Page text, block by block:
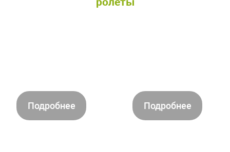
Подробнее Подробнее